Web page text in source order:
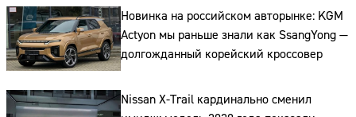
Новинка на российском авторынке: KGM
Actyon мы раньше знали как SsangYong —
долгожданный корейский кроссовер
Nissan X-Trail кардинально сменил